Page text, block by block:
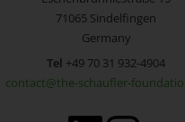
71065 Sindelfingen
Germany
Tel +49 70 31 932-4904
contact@the-schaufler-